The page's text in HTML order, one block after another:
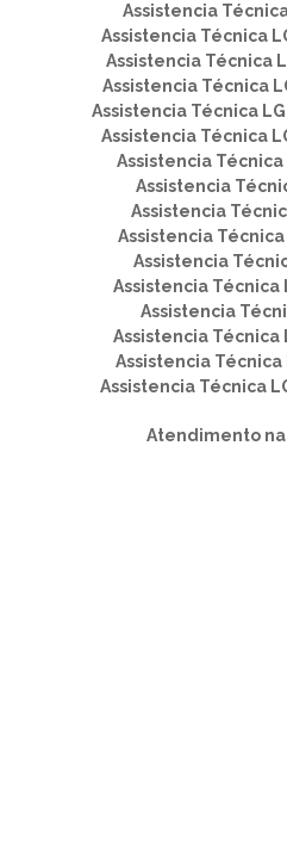
Assistencia
Assistencia Técnica
Assistencia Técnica
Assistencia Técnica
Assistencia Técnica LG
Assistencia Técnica
Assistencia Técnica
Assistencia
Assistencia
Assistencia Técnica
Assistencia
Assistencia Técnica
Assistencia
Assistencia Técnica
Assistencia Técnica
Assistencia Técnica
Atendimento